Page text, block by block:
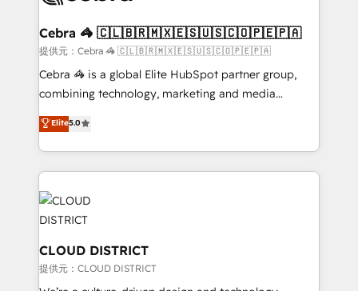
CS: 245% organic growth & +751% new visitors for a
full-funnel HubSpot project ✨ CS: 415% conversion
boost with a new HubSpot site Recognized leaders:
🏆 HubSpot Platform Migration Impact Award 🏆
Inbound Campaign of the Year 🏆 Gold AVA Digital
Award for Best Website 🌟 Accreditations: CRM
Cebra 🦓 🇨🇱🇧🇷🇲🇽🇪🇸🇺🇸🇨🇴🇵🇪🇵🇦
提供元：Cebra 🦓 🇨🇱🇧🇷🇲🇽🇪🇸🇺🇸🇨🇴🇵🇪🇵🇦
Cebra 🦓 is a global Elite HubSpot partner group,
combining technology, marketing and media
expertise across Latin America and Southern
Europe, with teams across 7 countries. Born in Chile,
we combine local insight with international reach to
help businesses grow through technology, creativity,
AI and strategy. For over 12 years, we’ve delivered
500+ HubSpot implementations, building end-to-
end solutions that integrate CRM, AI automation,
inbound and loop marketing, content, and digital
creativity. Our multicultural team works in Spanish,
Portuguese, and English to design scalable strategies
Elite5.0
CLOUD DISTRICT
提供元：CLOUD DISTRICT